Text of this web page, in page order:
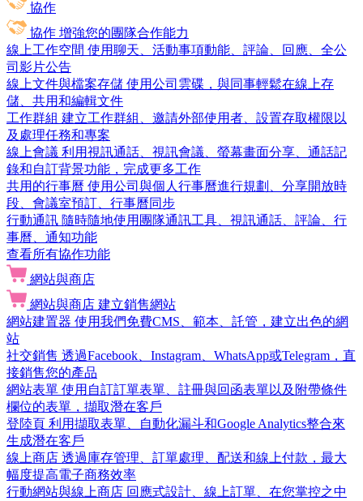
協作
協作 增強您的團隊合作能力
線上工作空間 使用聊天、活動事項動能、評論、回應、全公
司影片公告
線上文件與檔案存儲 使用公司雲碟，與同事輕鬆在線上存
儲、共用和編輯文件
工作群組 建立工作群組、邀請外部使用者、設置存取權限以
及處理任務和專案
線上會議 利用視訊通話、視訊會議、螢幕畫面分享、通話記
錄和自訂背景功能，完成更多工作
共用的行事曆 使用公司與個人行事曆進行規劃、分享開放時
段、會議室預訂、行事曆同步
行動通訊 隨時隨地使用團隊通訊工具、視訊通話、評論、行
事曆、通知功能
查看所有協作功能
網站與商店
網站與商店 建立銷售網站
網站建置器 使用我們免費CMS、範本、託管，建立出色的網
站
社交銷售 透過Facebook、Instagram、WhatsApp或Telegram，直
接銷售您的產品
網站表單 使用自訂訂單表單、註冊與回函表單以及附帶條件
欄位的表單，擷取潛在客戶
登陸頁 利用擷取表單、自動化漏斗和Google Analytics整合來
生成潛在客戶
線上商店 透過庫存管理、訂單處理、配送和線上付款，最大
幅度提高電子商務效率
行動網站與線上商店 回應式設計、線上訂單、在您掌控之中